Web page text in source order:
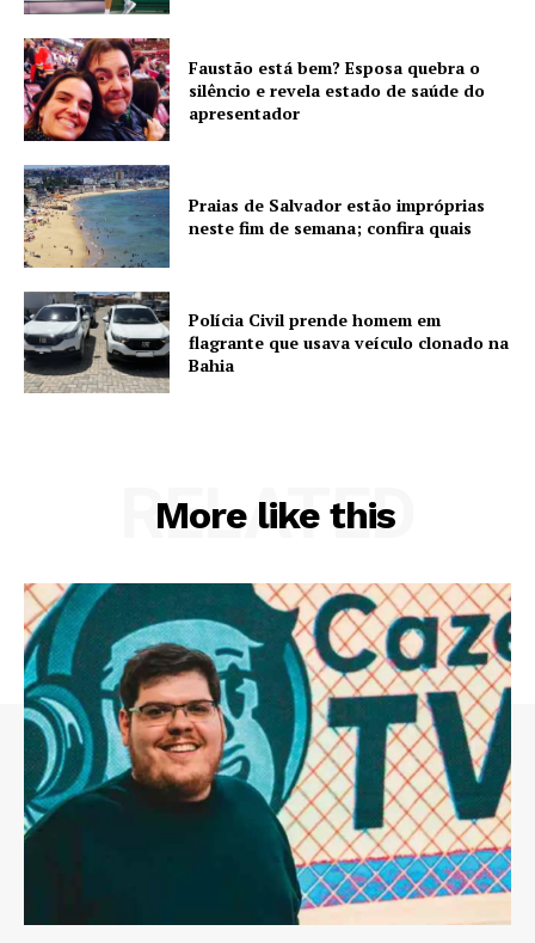
Faustão está bem? Esposa quebra o
silêncio e revela estado de saúde do
apresentador
Praias de Salvador estão impróprias
neste fim de semana; confira quais
Polícia Civil prende homem em
flagrante que usava veículo clonado na
Bahia
More like this
RELATED